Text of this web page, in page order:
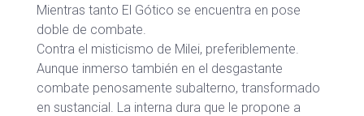
Mientras tanto El Gótico se encuentra en pose
doble de combate.
Contra el misticismo de Milei, preferiblemente.
Aunque inmerso también en el desgastante
combate penosamente subalterno, transformado
en sustancial. La interna dura que le propone a